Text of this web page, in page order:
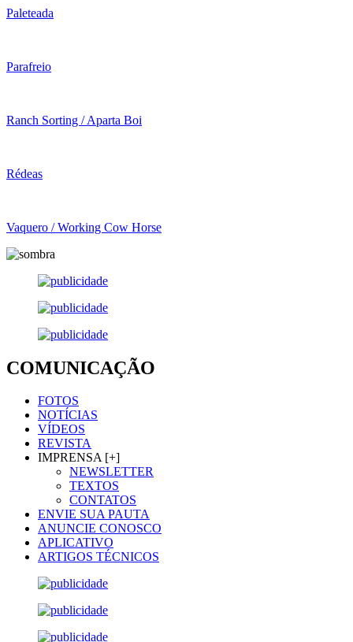
Paleteada
Parafreio
Ranch Sorting / Aparta Boi
Rédeas
Vaquero / Working Cow Horse
COMUNICAÇÃO
FOTOS
NOTÍCIAS
VÍDEOS
REVISTA
IMPRENSA [+]
NEWSLETTER
TEXTOS
CONTATOS
ENVIE SUA PAUTA
ANUNCIE CONOSCO
APLICATIVO
ARTIGOS TÉCNICOS